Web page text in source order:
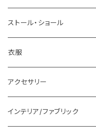
ストール・ショール
衣服
レディス衣料
メンズ衣料
アクセサリー
ピアス
インテリア/ファブリック